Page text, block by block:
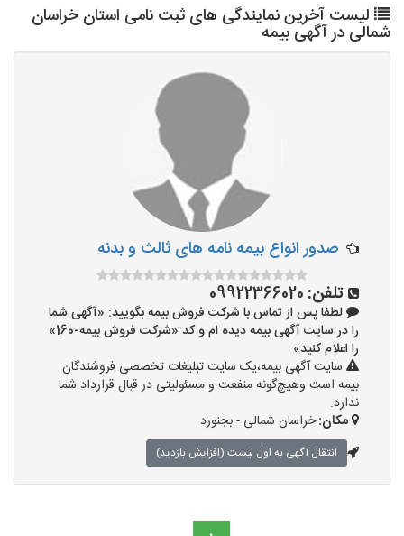
لیست آخرین نمایندگی های ثبت نامی استان خراسان
شمالی در آگهی بیمه
صدور انواع بیمه نامه های ثالث و بدنه
تلفن: 09922366020
لطفا پس از تماس با شرکت فروش بیمه بگویید: «آگهی شما
را در سایت آگهی بیمه دیده ام و کد «شرکت فروش بیمه-160»
را اعلام کنید»
سایت آگهی بیمه،یک سایت تبلیغات تخصصی فروشندگان
بیمه است وهیچ‌گونه منفعت و مسئولیتی در قبال قرارداد شما
ندارد.
مکان:خراسان شمالی - بجنورد
انتقال آگهی به اول لیست (افزایش بازدید)